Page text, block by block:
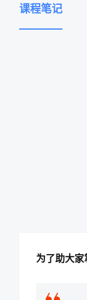
课程笔记
为了助大